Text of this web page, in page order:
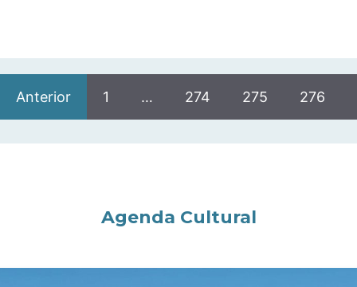
Anterior 1 … 274 275 276
Agenda Cultural